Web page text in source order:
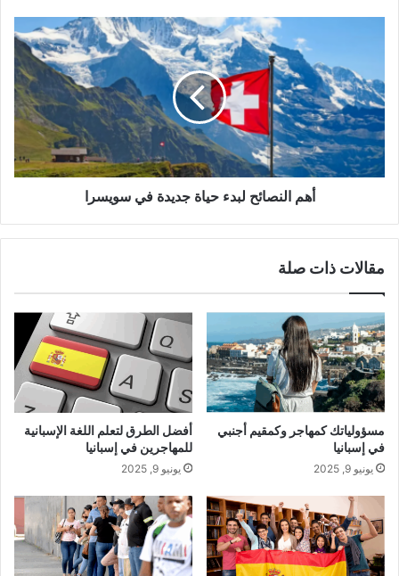
حياة
جديدة
في
سويسرا
أهم النصائح لبدء حياة جديدة في سويسرا
مقالات ذات صلة
مسؤولياتك كمهاجر وكمقيم أجنبي
في إسبانيا
يونيو 9, 2025
أفضل الطرق لتعلم اللغة الإسبانية
للمهاجرين في إسبانيا
يونيو 9, 2025